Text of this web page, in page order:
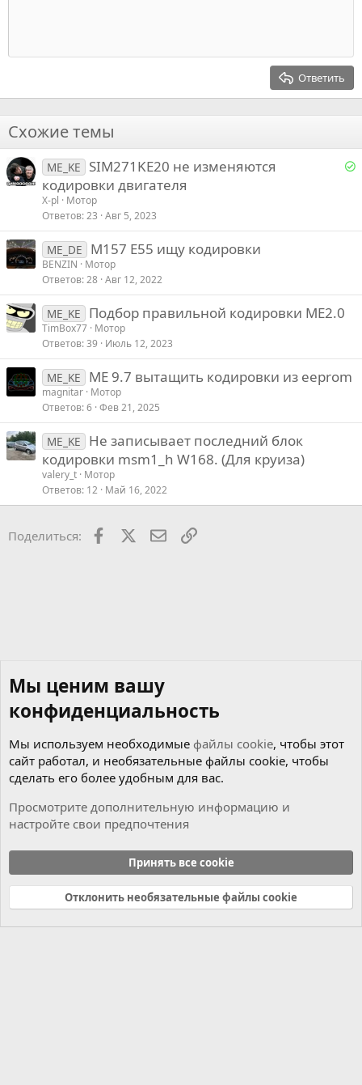
22
26
Times New Roman
Verdana
Заголовок 2
Ответить
Схожие темы
Р
н
ME_KE
SIM271KE20 не изменяются
кодировки двигателя
X-pl
Мотор
Ответов 23 Авг 5, 2023
ME_DE М157 Е55 ищу кодировки
BENZIN
Мотор
Ответов 28 Авг 12, 2022
ME_KE Подбор правильной кодировки ME2.0
TimBox77 Мотор
Ответов 39 Июль 12, 2023
ME_KE ME 9.7 вытащить кодировки из eeprom
magnitar Мотор
Ответов 6 Фев 21, 2025
ME_KE
Не записывает последний блок
кодировки msm1_h W168. (Для круиза)
valery_t Мотор
Ответов 12 Май 16, 2022
Поделиться: Facebook ПочтаСсылкой
Cookies
Russian (RU)
Связь с нами
Условия и правила
Политика конфиденциальности
Справка Главная
R
Мы ценим вашу
конфиденциальность
Мы используем необходимые файлы cookie, чтобы этот
сайт работал, и необязательные файлы cookie, чтобы
сделать его более удобным для вас.
Просмотрите дополнительную информацию и
настройте свои предпочтения
Принять все cookie
Отклонить необязательные файлы cookie